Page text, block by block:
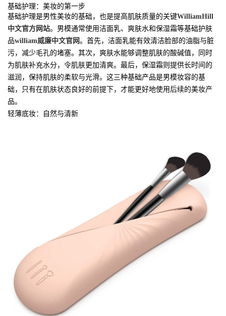
基础护理：美妆的第一步
基础护理是男性美妆的基础，也是提高肌肤质量的关键WilliamHill
中文官方网站。男模通常使用洁面乳、爽肤水和保湿霜等基础护肤
品william威廉中文官网。首先，洁面乳能有效清洁脸部的油脂与脏
污，减少毛孔的堵塞。其次，爽肤水能够调整肌肤的酸碱值，同时
为肌肤补充水分，令肌肤更加清爽。最后，保湿霜则提供长时间的
滋润，保持肌肤的柔软与光滑。这三种基础产品是男模妆容的基
础，只有在肌肤状态良好的前提下，才能更好地使用后续的美妆产
品。
轻薄底妆：自然与清新